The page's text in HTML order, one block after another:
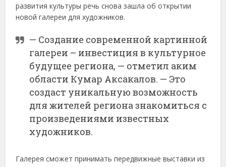
развития культуры речь снова зашла об открытии
новой галереи для художников.
— Создание современной картинной
галереи – инвестиция в культурное
будущее региона, — отметил аким
области Кумар Аксакалов. — Это
создаст уникальную возможность
для жителей региона знакомиться с
произведениями известных
художников.
Галерея сможет принимать передвижные выставки из